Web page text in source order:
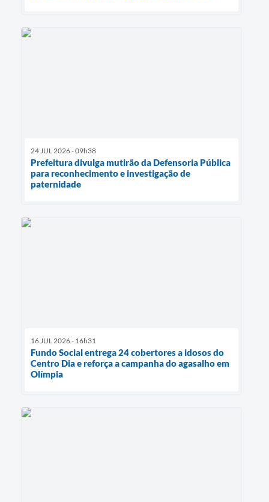
24 JUL 2026 - 09h38
Prefeitura divulga mutirão da Defensoria Pública
para reconhecimento e investigação de
paternidade
16 JUL 2026 - 16h31
Fundo Social entrega 24 cobertores a idosos do
Centro Dia e reforça a campanha do agasalho em
Olímpia